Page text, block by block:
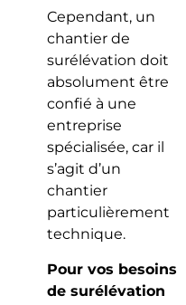
Cependant, un
chantier de
surélévation doit
absolument être
confié à une
entreprise
spécialisée, car il
s’agit d’un
chantier
particulièrement
technique.
Pour vos besoins
de surélévation